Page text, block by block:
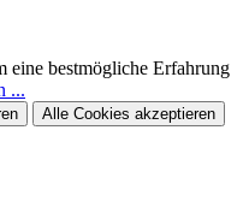
eine bestmögliche Erfahrung
...
Alle Cookies akzeptieren